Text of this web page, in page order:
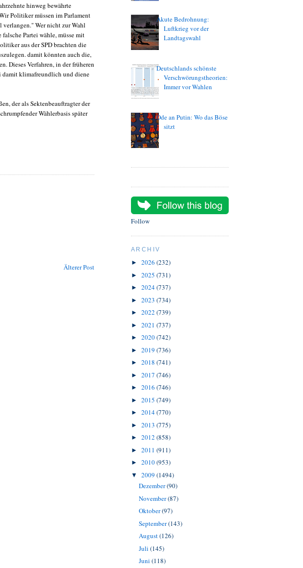
hinweg bewährte
Politiker müssen im Parlament
verlangen." Wer nicht zur Wahl
Partei wähle, müsse mit
aus der SPD brachten die
damit könnten auch die,
Dieses Verfahren, in der früheren
damit klimafreundlich und diene
der als Sektenbeauftragter der
Wählerbasis später
Älterer Post
Akute Bedrohnung:
Luftkrieg vor der
Landtagswahl
Deutschlands schönste
Verschwörungstheorien:
Immer vor Wahlen
Ode an Putin: Wo das Böse
sitzt
Follow
ARCHIV
► 2026 (232)
► 2025 (731)
► 2024(737)
► 2023 (734)
► 2022 (739)
► 2021 (737)
► 2020(742)
► 2019 (736)
► 2018 (741)
► 2017 (746)
► 2016 (746)
► 2015 (749)
► 2014(770)
► 2013 (775)
► 2012 (858)
► 2011 (911)
► 2010(953)
▼ 2009 (1494)
Dezember(90)
November(87)
Oktober(97)
September(143)
August(126)
Juli (145)
Juni (118)